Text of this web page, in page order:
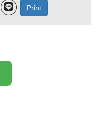
 Print